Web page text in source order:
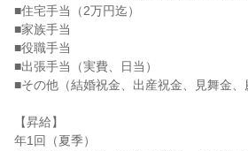
■住宅手当（2万円迄）
■家族手当
■役職手当
■出張手当（実費、日当）
■その他（結婚祝金、出産祝金、見舞金、
【昇給】
年1回（夏季）